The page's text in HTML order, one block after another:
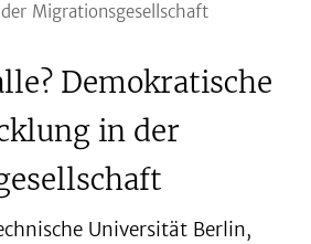
Migrationsgesellschaft
Demokratische
in der
Universität Berlin,